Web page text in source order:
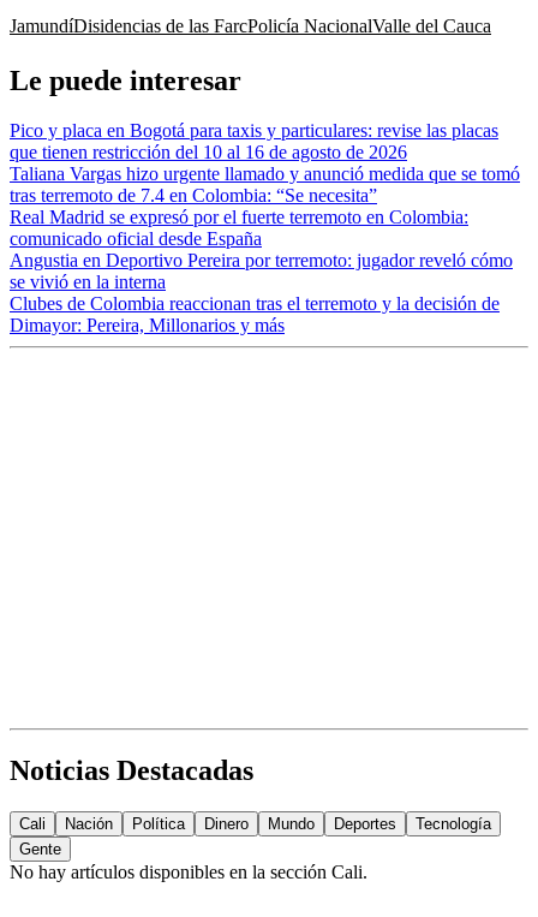
JamundíDisidencias de las FarcPolicía NacionalValle del Cauca
Le puede interesar
Pico y placa en Bogotá para taxis y particulares: revise las placas
que tienen restricción del 10 al 16 de agosto de 2026
Taliana Vargas hizo urgente llamado y anunció medida que se tomó
tras terremoto de 7.4 en Colombia: “Se necesita”
Real Madrid se expresó por el fuerte terremoto en Colombia:
comunicado oficial desde España
Angustia en Deportivo Pereira por terremoto: jugador reveló cómo
se vivió en la interna
Clubes de Colombia reaccionan tras el terremoto y la decisión de
Dimayor: Pereira, Millonarios y más
Noticias Destacadas
Cali Nación Política Dinero Mundo Deportes
Tecnología
Gente
No hay artículos disponibles en la sección Cali.